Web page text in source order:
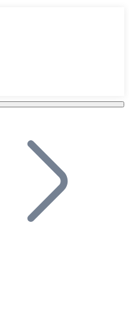
tu plataforma.
tu negocio y permite que
ecosistema.